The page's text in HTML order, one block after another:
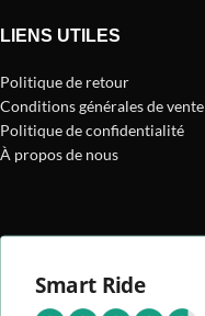
LIENS UTILES
Politique de retour
Conditions générales de vente
Politique de confidentialité
À propos de nous
Smart Ride